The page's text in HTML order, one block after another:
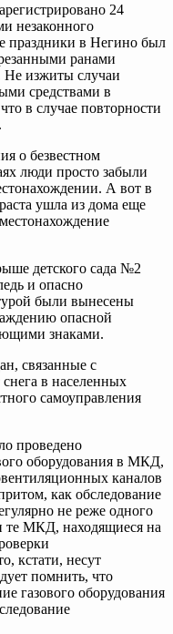
24
незаконного
праздники в Негино был
ранами
Не изжиты случаи
средствами в
в случае повторности
о безвестном
люди просто забыли
А вот в
ушла из дома еще
детского сада №2
и опасно
были вынесены
опасной
знаками.
связанные с
в населенных
самоуправления
проведено
оборудования в МКД,
каналов
как обследование
не реже одного
те МКД, находящиеся на
кстати, несут
помнить, что
газового оборудования